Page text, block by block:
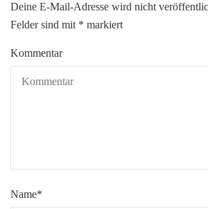
Deine E-Mail-Adresse wird nicht
Felder sind mit * markiert
Kommentar
Name*